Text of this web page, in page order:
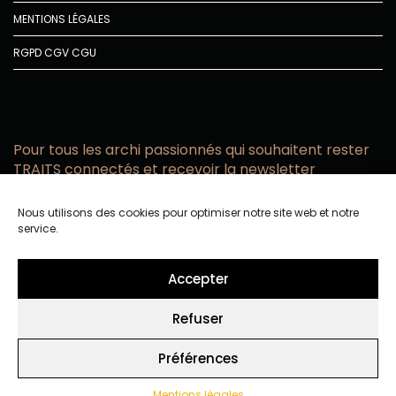
Nous utilisons des cookies pour optimiser notre site web et notre
service.
Accepter
Refuser
Préférences
MENTIONS LÉGALES
RGPDCGVCGU
Pour tous les archi passionnés qui souhaitent rester
TRAITS connectés et recevoir la newsletter
email
confidentialité.